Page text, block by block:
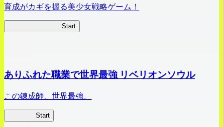
育成がカギを握る美少女戦略ゲーム！
Start
ありふれた職業で世界最強 リベリオンソウル
この錬成師、世界最強。
Start